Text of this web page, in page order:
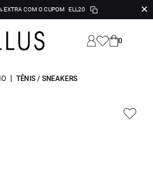
EXTRA COM O CUPOM ELL20 ✕
0
| TÊNIS / SNEAKERS